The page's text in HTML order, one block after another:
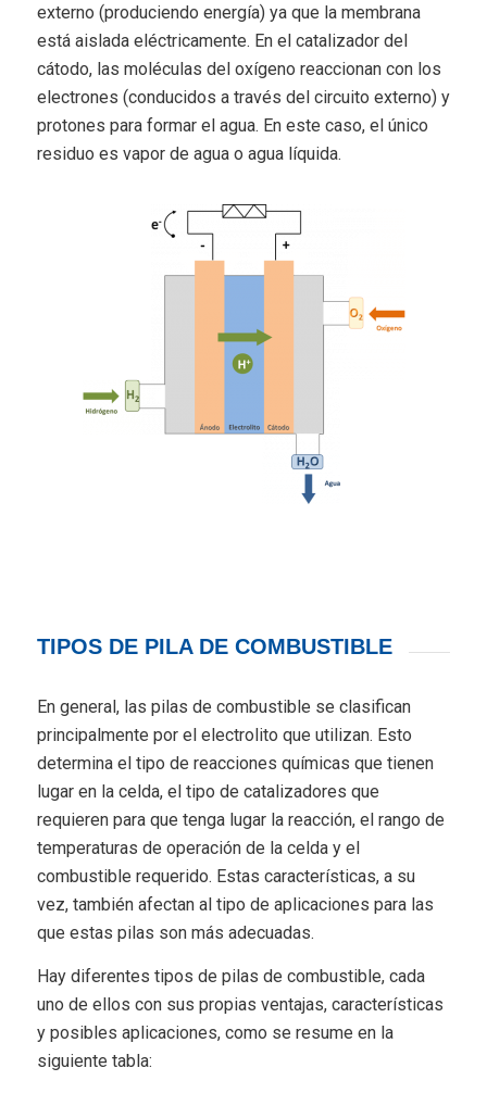
externo (produciendo energía) ya que la membrana
está aislada eléctricamente. En el catalizador del
cátodo, las moléculas del oxígeno reaccionan con los
electrones (conducidos a través del circuito externo) y
protones para formar el agua. En este caso, el único
residuo es vapor de agua o agua líquida.
TIPOS DE PILA DE COMBUSTIBLE
En general, las pilas de combustible se clasifican
principalmente por el electrolito que utilizan. Esto
determina el tipo de reacciones químicas que tienen
lugar en la celda, el tipo de catalizadores que
requieren para que tenga lugar la reacción, el rango de
temperaturas de operación de la celda y el
combustible requerido. Estas características, a su
vez, también afectan al tipo de aplicaciones para las
que estas pilas son más adecuadas.
Hay diferentes tipos de pilas de combustible, cada
uno de ellos con sus propias ventajas, características
y posibles aplicaciones, como se resume en la
siguiente tabla: